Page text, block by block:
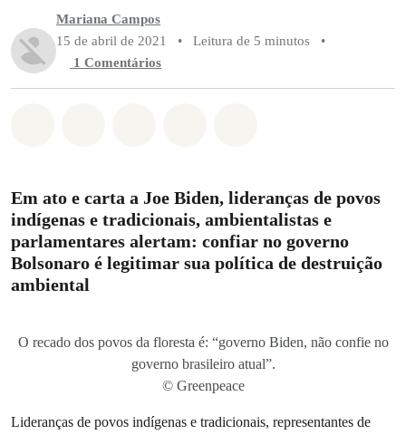
Mariana Campos
15 de abril de 2021
• Leitura de 5 minutos
•
1 Comentários
Em ato e carta a Joe Biden, lideranças de povos
indígenas e tradicionais, ambientalistas e
parlamentares alertam: confiar no governo
Bolsonaro é legitimar sua política de destruição
ambiental
O recado dos povos da floresta é: “governo Biden, não confie no
governo brasileiro atual”.
© Greenpeace
Lideranças de povos indígenas e tradicionais, representantes de